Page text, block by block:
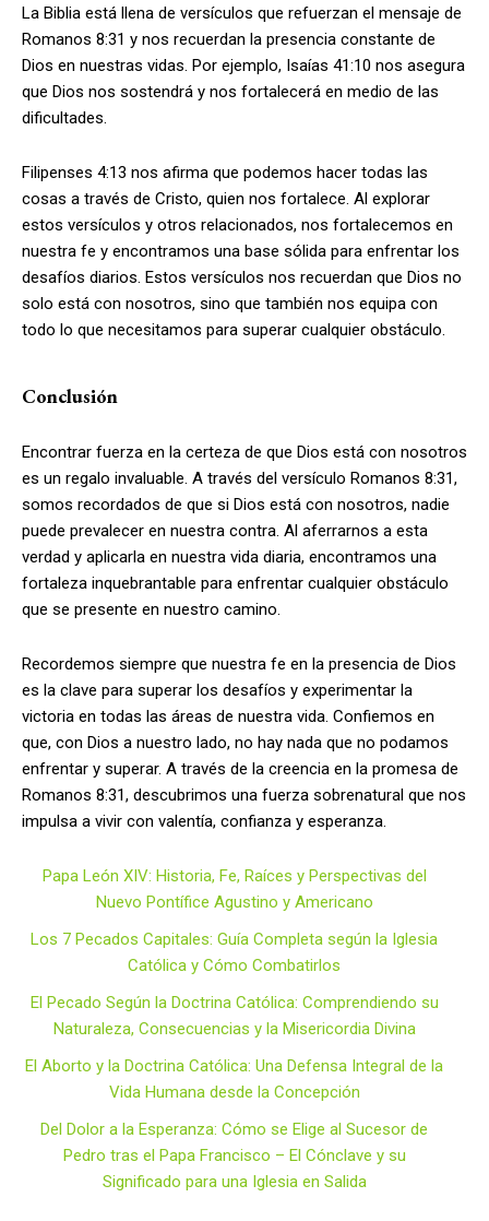
La Biblia está llena de versículos que refuerzan el mensaje de
Romanos 8:31 y nos recuerdan la presencia constante de
Dios en nuestras vidas. Por ejemplo, Isaías 41:10 nos asegura
que Dios nos sostendrá y nos fortalecerá en medio de las
dificultades.
Filipenses 4:13 nos afirma que podemos hacer todas las
cosas a través de Cristo, quien nos fortalece. Al explorar
estos versículos y otros relacionados, nos fortalecemos en
nuestra fe y encontramos una base sólida para enfrentar los
desafíos diarios. Estos versículos nos recuerdan que Dios no
solo está con nosotros, sino que también nos equipa con
todo lo que necesitamos para superar cualquier obstáculo.
Conclusión
Encontrar fuerza en la certeza de que Dios está con nosotros
es un regalo invaluable. A través del versículo Romanos 8:31,
somos recordados de que si Dios está con nosotros, nadie
puede prevalecer en nuestra contra. Al aferrarnos a esta
verdad y aplicarla en nuestra vida diaria, encontramos una
fortaleza inquebrantable para enfrentar cualquier obstáculo
que se presente en nuestro camino.
Recordemos siempre que nuestra fe en la presencia de Dios
es la clave para superar los desafíos y experimentar la
victoria en todas las áreas de nuestra vida. Confiemos en
que, con Dios a nuestro lado, no hay nada que no podamos
enfrentar y superar. A través de la creencia en la promesa de
Romanos 8:31, descubrimos una fuerza sobrenatural que nos
impulsa a vivir con valentía, confianza y esperanza.
Papa León XIV: Historia, Fe, Raíces y Perspectivas del
Nuevo Pontífice Agustino y Americano
Los 7 Pecados Capitales: Guía Completa según la Iglesia
Católica y Cómo Combatirlos
El Pecado Según la Doctrina Católica: Comprendiendo su
Naturaleza, Consecuencias y la Misericordia Divina
El Aborto y la Doctrina Católica: Una Defensa Integral de la
Vida Humana desde la Concepción
Del Dolor a la Esperanza: Cómo se Elige al Sucesor de
Pedro tras el Papa Francisco – El Cónclave y su
Significado para una Iglesia en Salida